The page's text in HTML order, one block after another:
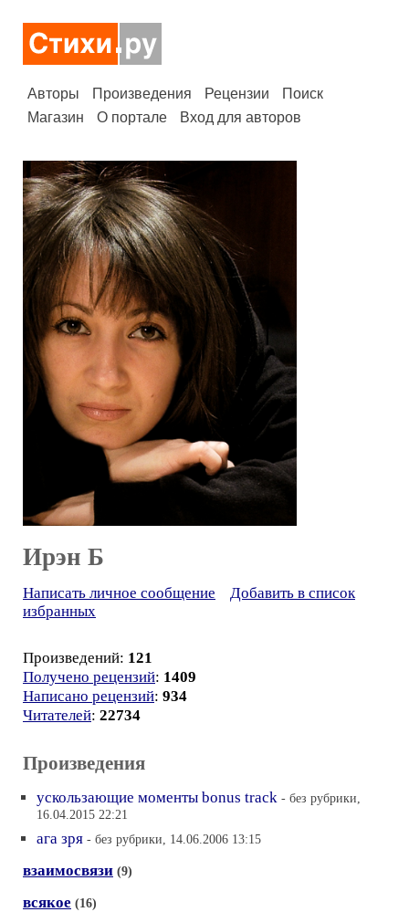
Авторы Произведения Рецензии
Поиск
Магазин
О портале Вход для авторов
Ирэн Б
Написать личное сообщение
Добавить в список
избранных
Произведений: 121
Получено рецензий: 1409
Написано рецензий: 934
Читателей: 22734
Произведения
ускользающие моменты bonus track - без рубрики,
16.04.2015 22:21
ага зря - без рубрики, 14.06.2006 13:15
взаимосвязи (9)
всякое (16)